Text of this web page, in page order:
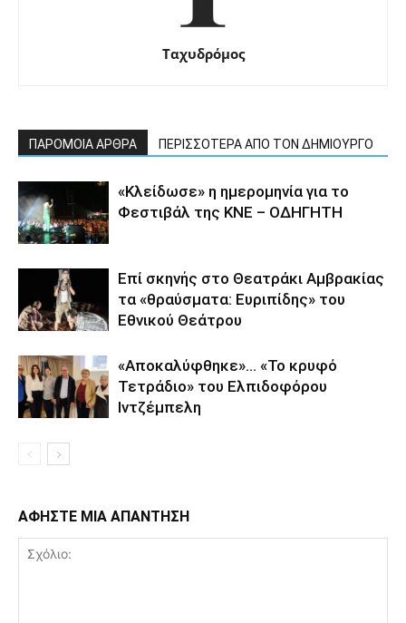
Ταχυδρόμος
ΠΑΡΟΜΟΙΑ ΑΡΘΡΑ ΠΕΡΙΣΣΟΤΕΡΑ ΑΠΟ ΤΟΝ ΔΗΜΙΟΥΡΓΟ
«Κλείδωσε» η ημερομηνία για το
Φεστιβάλ της ΚΝΕ – ΟΔΗΓΗΤΗ
Επί σκηνής στο Θεατράκι Αμβρακίας
τα «θραύσματα: Ευριπίδης» του
Εθνικού Θεάτρου
«Αποκαλύφθηκε»… «Το κρυφό
Τετράδιο» του Ελπιδοφόρου
Ιντζέμπελη
ΑΦΗΣΤΕ ΜΙΑ ΑΠΑΝΤΗΣΗ